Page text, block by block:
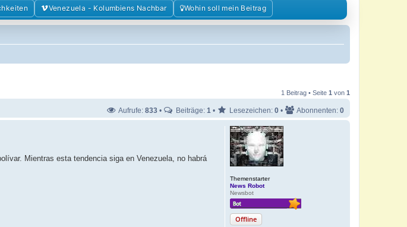
Venezuela - Kolumbiens Nachbar Wohin soll mein Beitrag
1 Beitrag • Seite 1 von 1
Aufrufe: 833 • Beiträge: 1 • Lesezeichen: 0 • Abonnenten: 0
Themenstarter
News Robot
Newsbot
Offline
Mientras esta tendencia siga en Venezuela, no habrá